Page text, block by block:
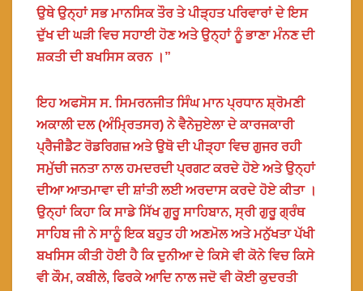
ਉਥੇ ਉਨ੍ਹਾਂ ਸਭ ਮਾਨਸਿਕ ਤੌਰ ਤੇ ਪੀੜ੍ਹਤ ਪਰਿਵਾਰਾਂ ਦੇ ਇਸ
ਦੁੱਖ ਦੀ ਘੜੀ ਵਿਚ ਸਹਾਈ ਹੋਣ ਅਤੇ ਉਨ੍ਹਾਂ ਨੂੰ ਭਾਣਾ ਮੰਨਣ ਦੀ
ਸ਼ਕਤੀ ਦੀ ਬਖਸਿਸ ਕਰਨ ।”
ਇਹ ਅਫਸੋਸ ਸ. ਸਿਮਰਨਜੀਤ ਸਿੰਘ ਮਾਨ ਪ੍ਰਧਾਨ ਸ਼੍ਰੋਮਣੀ
ਅਕਾਲੀ ਦਲ (ਅੰਮ੍ਰਿਤਸਰ) ਨੇ ਵੈਨੇਜੁਏਲਾ ਦੇ ਕਾਰਜਕਾਰੀ
ਪ੍ਰੈਜੀਡੈਟ ਰੋਡਰਿਗਜ਼ ਅਤੇ ਉਥੋ ਦੀ ਪੀੜ੍ਹਾ ਵਿਚ ਗੁਜਰ ਰਹੀ
ਸਮੁੱਚੀ ਜਨਤਾ ਨਾਲ ਹਮਦਰਦੀ ਪ੍ਰਗਟ ਕਰਦੇ ਹੋਏ ਅਤੇ ਉਨ੍ਹਾਂ
ਦੀਆ ਆਤਮਾਵਾ ਦੀ ਸ਼ਾਂਤੀ ਲਈ ਅਰਦਾਸ ਕਰਦੇ ਹੋਏ ਕੀਤਾ ।
ਉਨ੍ਹਾਂ ਕਿਹਾ ਕਿ ਸਾਡੇ ਸਿੱਖ ਗੁਰੂ ਸਾਹਿਬਾਨ, ਸ੍ਰੀ ਗੁਰੂ ਗ੍ਰੰਥ
ਸਾਹਿਬ ਜੀ ਨੇ ਸਾਨੂੰ ਇਕ ਬਹੁਤ ਹੀ ਅਣਮੋਲ ਅਤੇ ਮਨੁੱਖਤਾ ਪੱਖੀ
ਬਖਸਿਸ ਕੀਤੀ ਹੋਈ ਹੈ ਕਿ ਦੁਨੀਆ ਦੇ ਕਿਸੇ ਵੀ ਕੋਨੇ ਵਿਚ ਕਿਸੇ
ਵੀ ਕੌਮ, ਕਬੀਲੇ, ਫਿਰਕੇ ਆਦਿ ਨਾਲ ਜਦੋ ਵੀ ਕੋਈ ਕੁਦਰਤੀ